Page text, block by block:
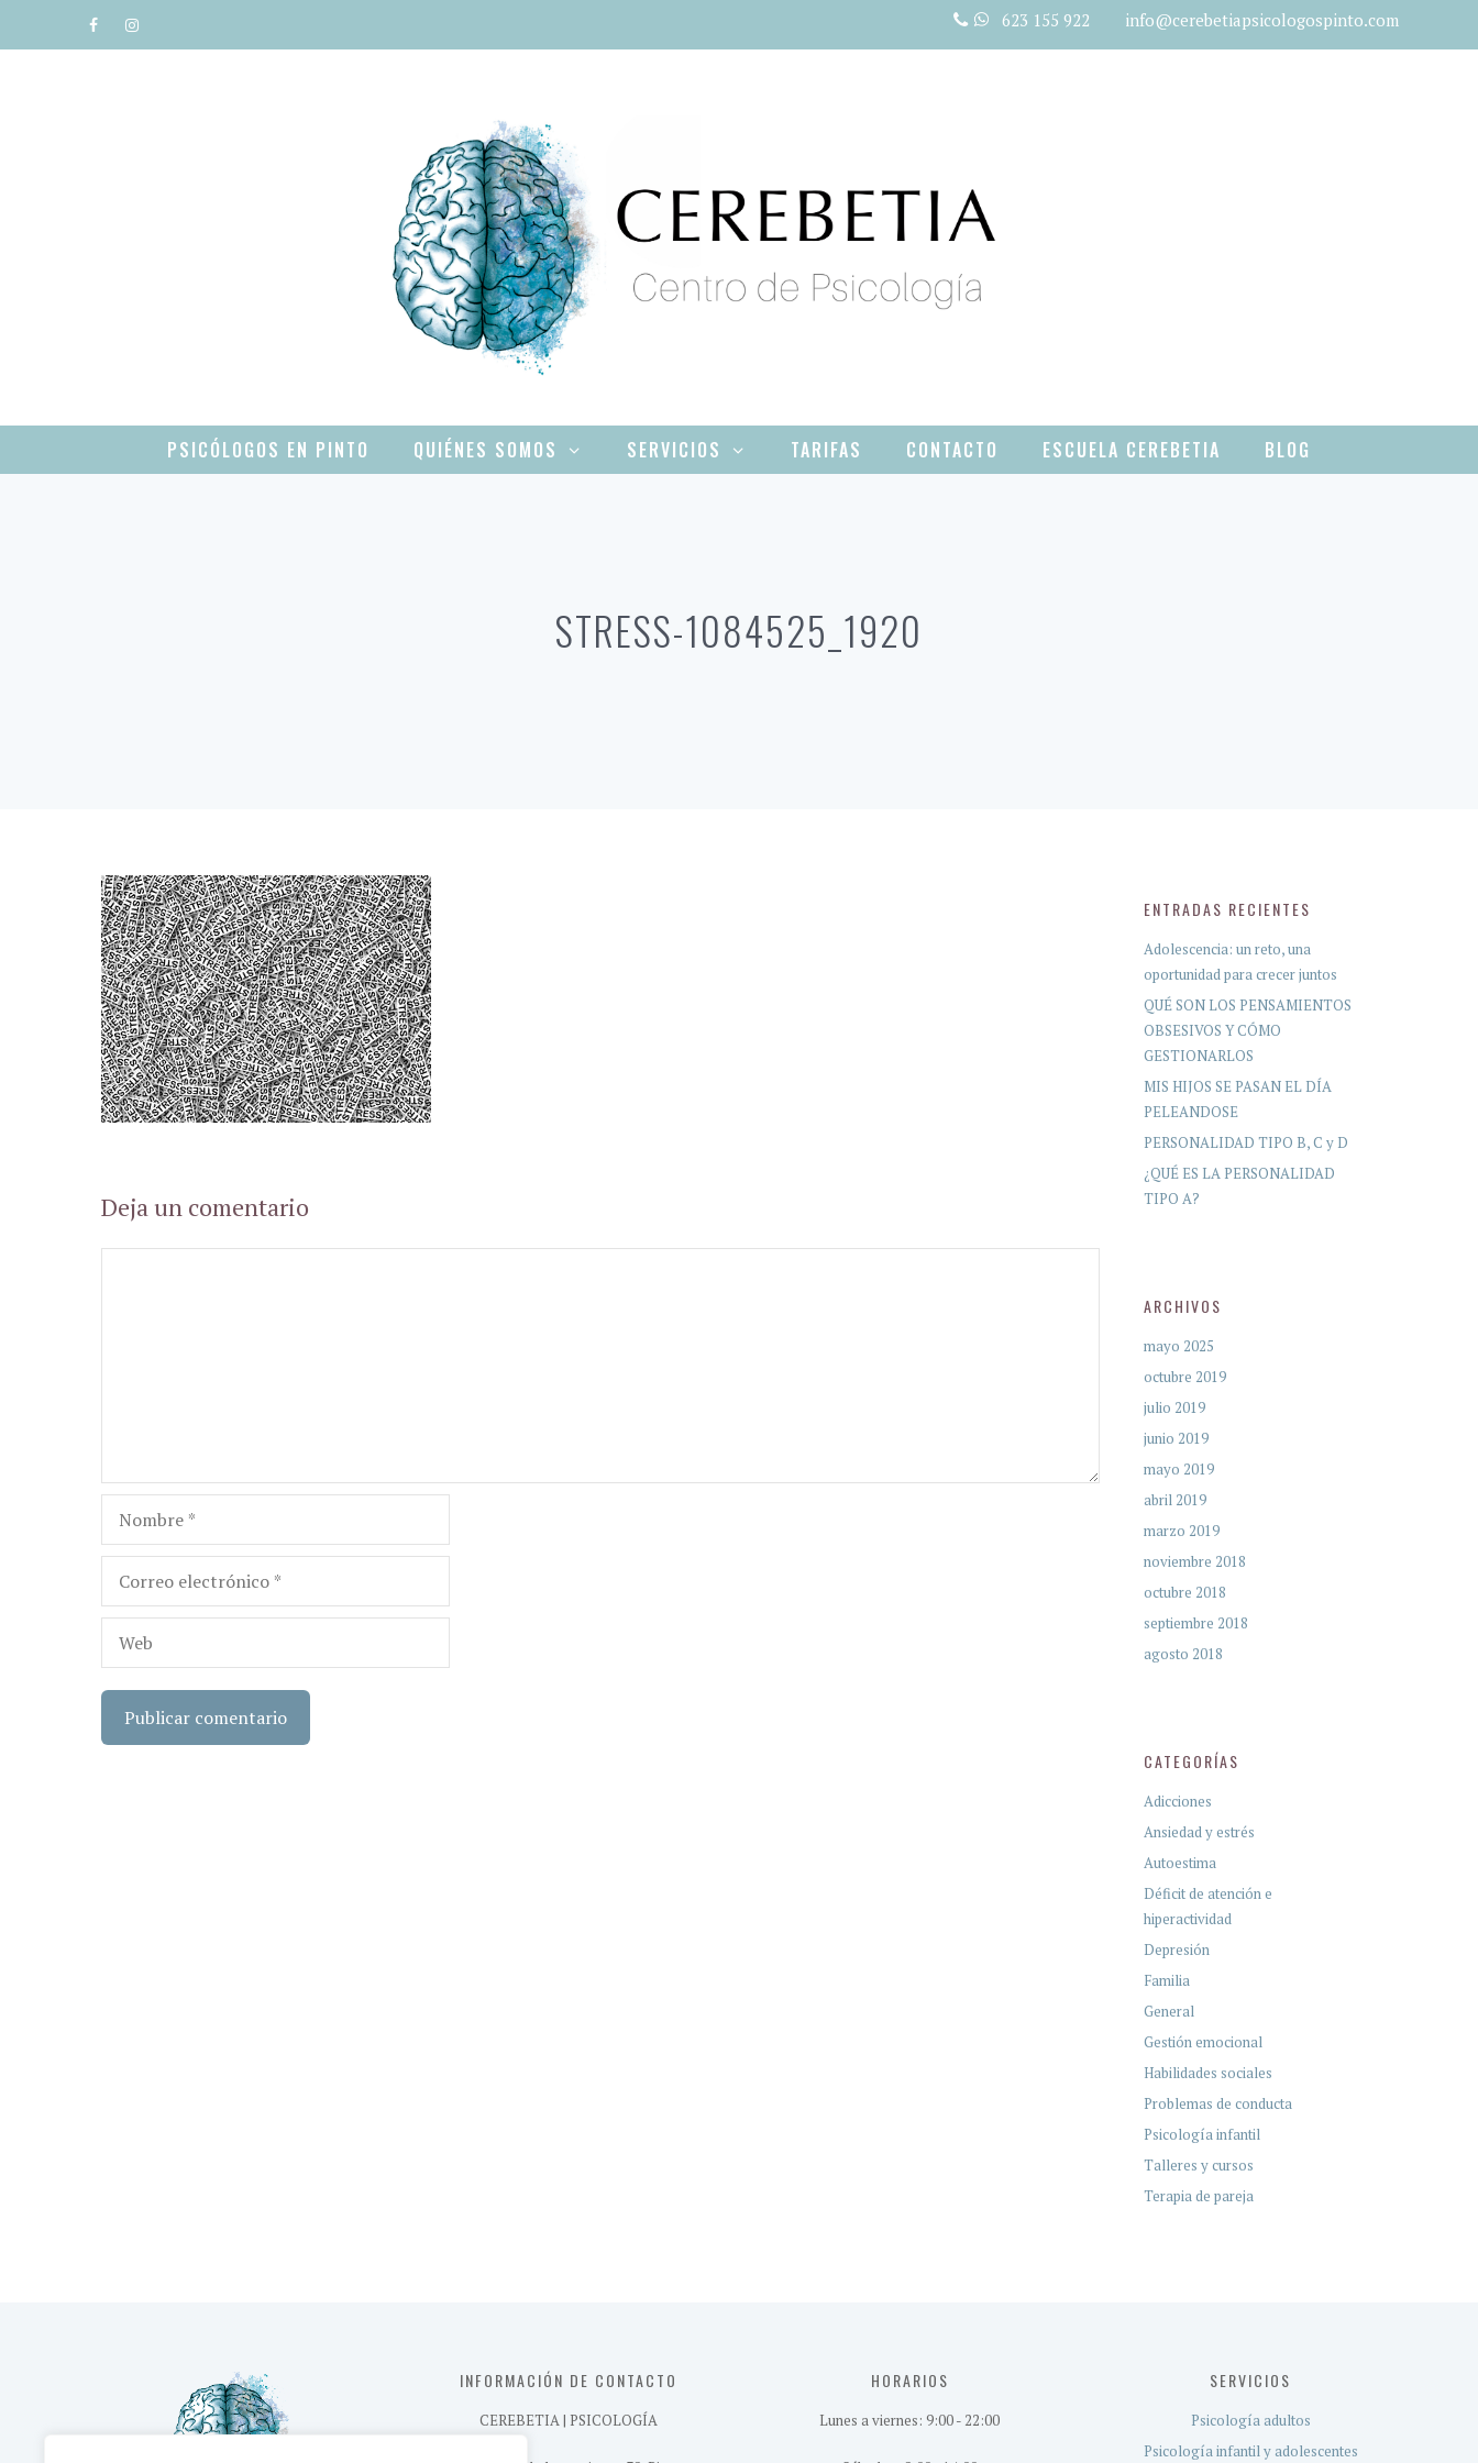
al
623 155 922 info@cerebetiapsicologospinto.com
PSICÓLOGOS EN PINTO QUIÉNES SOMOS SERVICIOS TARIFAS CONTACTO ESCUELA CEREBETIA BLOG
STRESS-1084525_1920
Deja un comentario
Nombre
Correo
electrónico
Web
ENTRADAS RECIENTES
Adolescencia: un reto, una
oportunidad para crecer juntos
QUÉ SON LOS PENSAMIENTOS
OBSESIVOS Y CÓMO
GESTIONARLOS
MIS HIJOS SE PASAN EL DÍA
PELEANDOSE
PERSONALIDAD TIPO B, C y D
¿QUÉ ES LA PERSONALIDAD
TIPO A?
ARCHIVOS
mayo 2025
octubre 2019
julio 2019
junio 2019
mayo 2019
abril 2019
marzo 2019
noviembre 2018
octubre 2018
septiembre 2018
agosto 2018
CATEGORÍAS
Adicciones
Ansiedad y estrés
Autoestima
Déficit de atención e
hiperactividad
Depresión
Familia
General
Gestión emocional
Habilidades sociales
Problemas de conducta
Psicología infantil
Talleres y cursos
Terapia de pareja
INFORMACIÓN DE CONTACTO
CEREBETIA | PSICOLOGÍA
HORARIOS
Lunes a viernes: 9:00 - 22:00
SERVICIOS
Psicología adultos
Psicología infantil y adolescentes